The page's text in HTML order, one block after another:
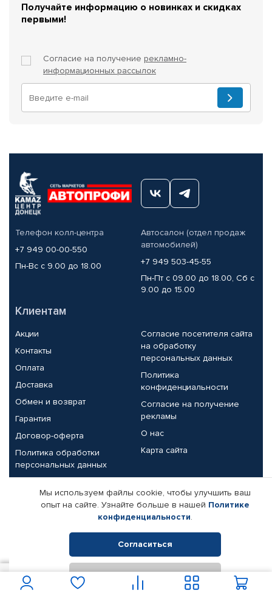
Получайте информацию о новинках и скидках
первыми!
Согласие на получение рекламно-
информационных рассылок
Телефон колл-центра
+7 949 00-00-550
Пн-Вс с 9.00 до 18.00
Автосалон (отдел продаж
автомобилей)
+7 949 503-45-55
Пн-Пт с 09.00 до 18.00, Сб с
9.00 до 15.00
Клиентам
Акции
Контакты
Оплата
Доставка
Обмен и возврат
Гарантия
Договор-оферта
Политика обработки
персональных данных
Согласие посетителя сайта
на обработку
персональных данных
Политика
конфиденциальности
Согласие на получение
рекламы
О нас
Карта сайта
Партнерам
Корпоративным клиентам
Поставщикам
Реквизиты компании
© КАМАЗ ЦЕНТР ДОНЕЦК, 2015-2026. Все права защищены.
Интернет-магазин автомобильных товаров Автопрофи.
Мы используем файлы cookie, чтобы улучшить ваш
опыт на сайте. Узнайте больше в нашей Политике
конфиденциальности.
Согласиться
Отклонить
В корзину